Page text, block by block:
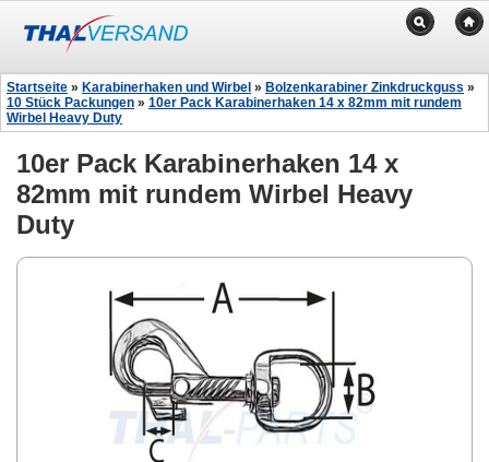
Startseite » Karabinerhaken und Wirbel » Bolzenkarabiner Zinkdruckguss »
10 Stück Packungen » 10er Pack Karabinerhaken 14 x 82mm mit rundem
Wirbel Heavy Duty
10er Pack Karabinerhaken 14 x
82mm mit rundem Wirbel Heavy
Duty